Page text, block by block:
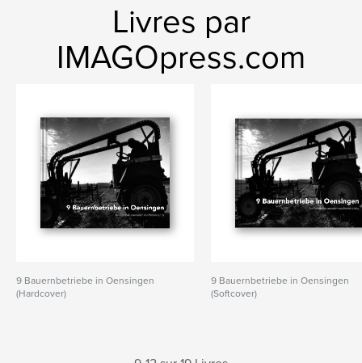
Livres par
IMAGOpress.com
9 Bauernbetriebe in Oensingen
(Hardcover)
9 Bauernbetriebe in Oensingen
(Softcover)